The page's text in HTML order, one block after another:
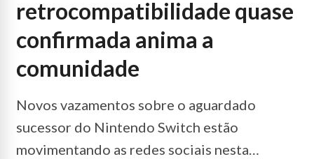
retrocompatibilidade quase
confirmada anima a
comunidade
Novos vazamentos sobre o aguardado
sucessor do Nintendo Switch estão
movimentando as redes sociais nesta